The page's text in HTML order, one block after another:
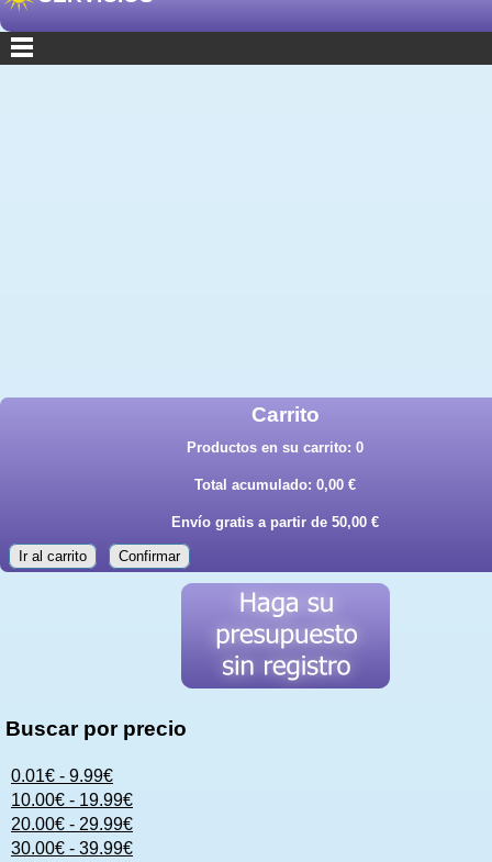
Carrito
Productos en su carrito: 0
Total acumulado: 0,00 €
Envío gratis a partir de 50,00 €
Ir al carrito Confirmar
Buscar por precio
0.01€ - 9.99€
10.00€ - 19.99€
20.00€ - 29.99€
30.00€ - 39.99€